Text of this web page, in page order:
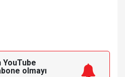
olmayı